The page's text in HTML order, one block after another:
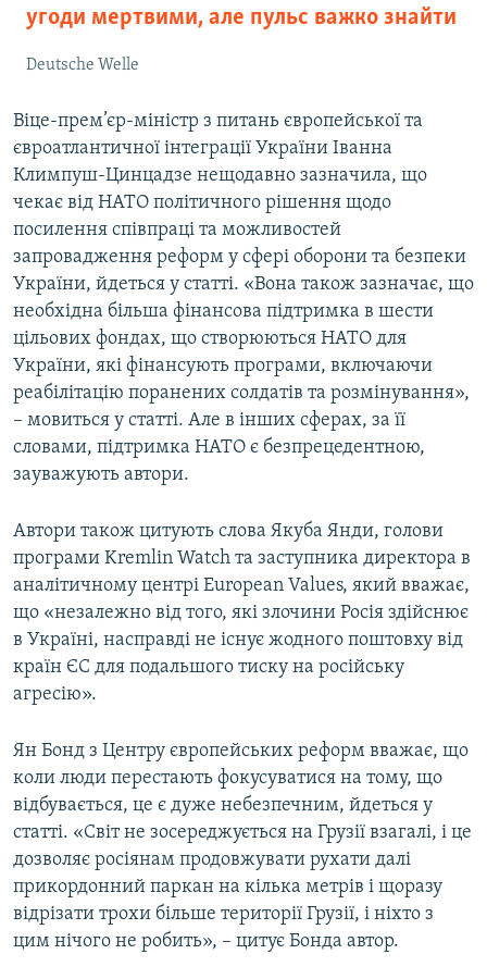
угоди мертвими, але пульс важко знайти
Deutsche Welle
Віце-прем’єр-міністр з питань європейської та
євроатлантичної інтеграції України Іванна
Климпуш-Цинцадзе нещодавно зазначила, що
чекає від НАТО політичного рішення щодо
посилення співпраці та можливостей
запровадження реформ у сфері оборони та безпеки
України, йдеться у статті. «Вона також зазначає, що
необхідна більша фінансова підтримка в шести
цільових фондах, що створюються НАТО для
України, які фінансують програми, включаючи
реабілітацію поранених солдатів та розмінування»,
– мовиться у статті. Але в інших сферах, за її
словами, підтримка НАТО є безпрецедентною,
зауважують автори.
Автори також цитують слова Якуба Янди, голови
програми Kremlin Watch та заступника директора в
аналітичному центрі European Values, який вважає,
що «незалежно від того, які злочини Росія здійснює
в Україні, насправді не існує жодного поштовху від
країн ЄС для подальшого тиску на російську
агресію».
Ян Бонд з Центру європейських реформ вважає, що
коли люди перестають фокусуватися на тому, що
відбувається, це є дуже небезпечним, йдеться у
статті. «Світ не зосереджується на Грузії взагалі, і це
дозволяє росіянам продовжувати рухати далі
прикордонний паркан на кілька метрів і щоразу
відрізати трохи більше території Грузії, і ніхто з
цим нічого не робить», – цитує Бонда автор.